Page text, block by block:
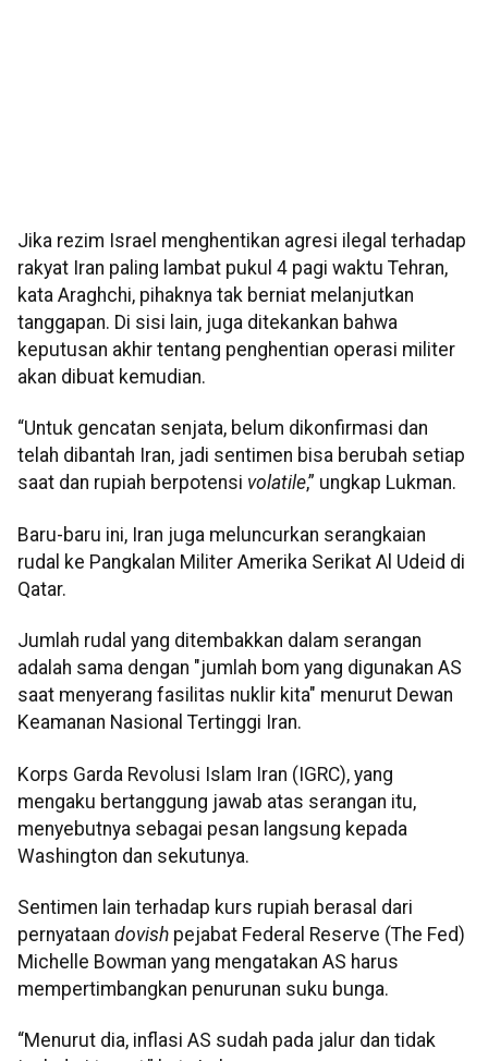
Jika rezim Israel menghentikan agresi ilegal terhadap
rakyat Iran paling lambat pukul 4 pagi waktu Tehran,
kata Araghchi, pihaknya tak berniat melanjutkan
tanggapan. Di sisi lain, juga ditekankan bahwa
keputusan akhir tentang penghentian operasi militer
akan dibuat kemudian.
“Untuk gencatan senjata, belum dikonfirmasi dan
telah dibantah Iran, jadi sentimen bisa berubah setiap
saat dan rupiah berpotensi volatile,” ungkap Lukman.
Baru-baru ini, Iran juga meluncurkan serangkaian
rudal ke Pangkalan Militer Amerika Serikat Al Udeid di
Qatar.
Jumlah rudal yang ditembakkan dalam serangan
adalah sama dengan "jumlah bom yang digunakan AS
saat menyerang fasilitas nuklir kita" menurut Dewan
Keamanan Nasional Tertinggi Iran.
Korps Garda Revolusi Islam Iran (IGRC), yang
mengaku bertanggung jawab atas serangan itu,
menyebutnya sebagai pesan langsung kepada
Washington dan sekutunya.
Sentimen lain terhadap kurs rupiah berasal dari
pernyataan dovish pejabat Federal Reserve (The Fed)
Michelle Bowman yang mengatakan AS harus
mempertimbangkan penurunan suku bunga.
“Menurut dia, inflasi AS sudah pada jalur dan tidak